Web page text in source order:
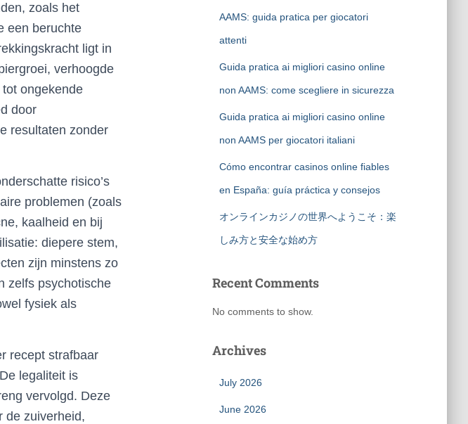
zoals het
een beruchte
ligt in
verhoogde
ongekende
door
resultaten zonder
risico’s
problemen (zoals
kaalheid en bij
diepere stem,
zijn minstens zo
zelfs psychotische
fysiek als
recept strafbaar
legaliteit is
vervolgd. Deze
de zuiverheid,
AAMS: guida pratica per giocatori
attenti
Guida pratica ai migliori casino online
non AAMS: come scegliere in sicurezza
Guida pratica ai migliori casino online
non AAMS per giocatori italiani
Cómo encontrar casinos online fiables
en España: guía práctica y consejos
オンラインカジノの世界へようこそ：楽
しみ方と安全な始め方
Recent Comments
No comments to show.
Archives
July 2026
June 2026